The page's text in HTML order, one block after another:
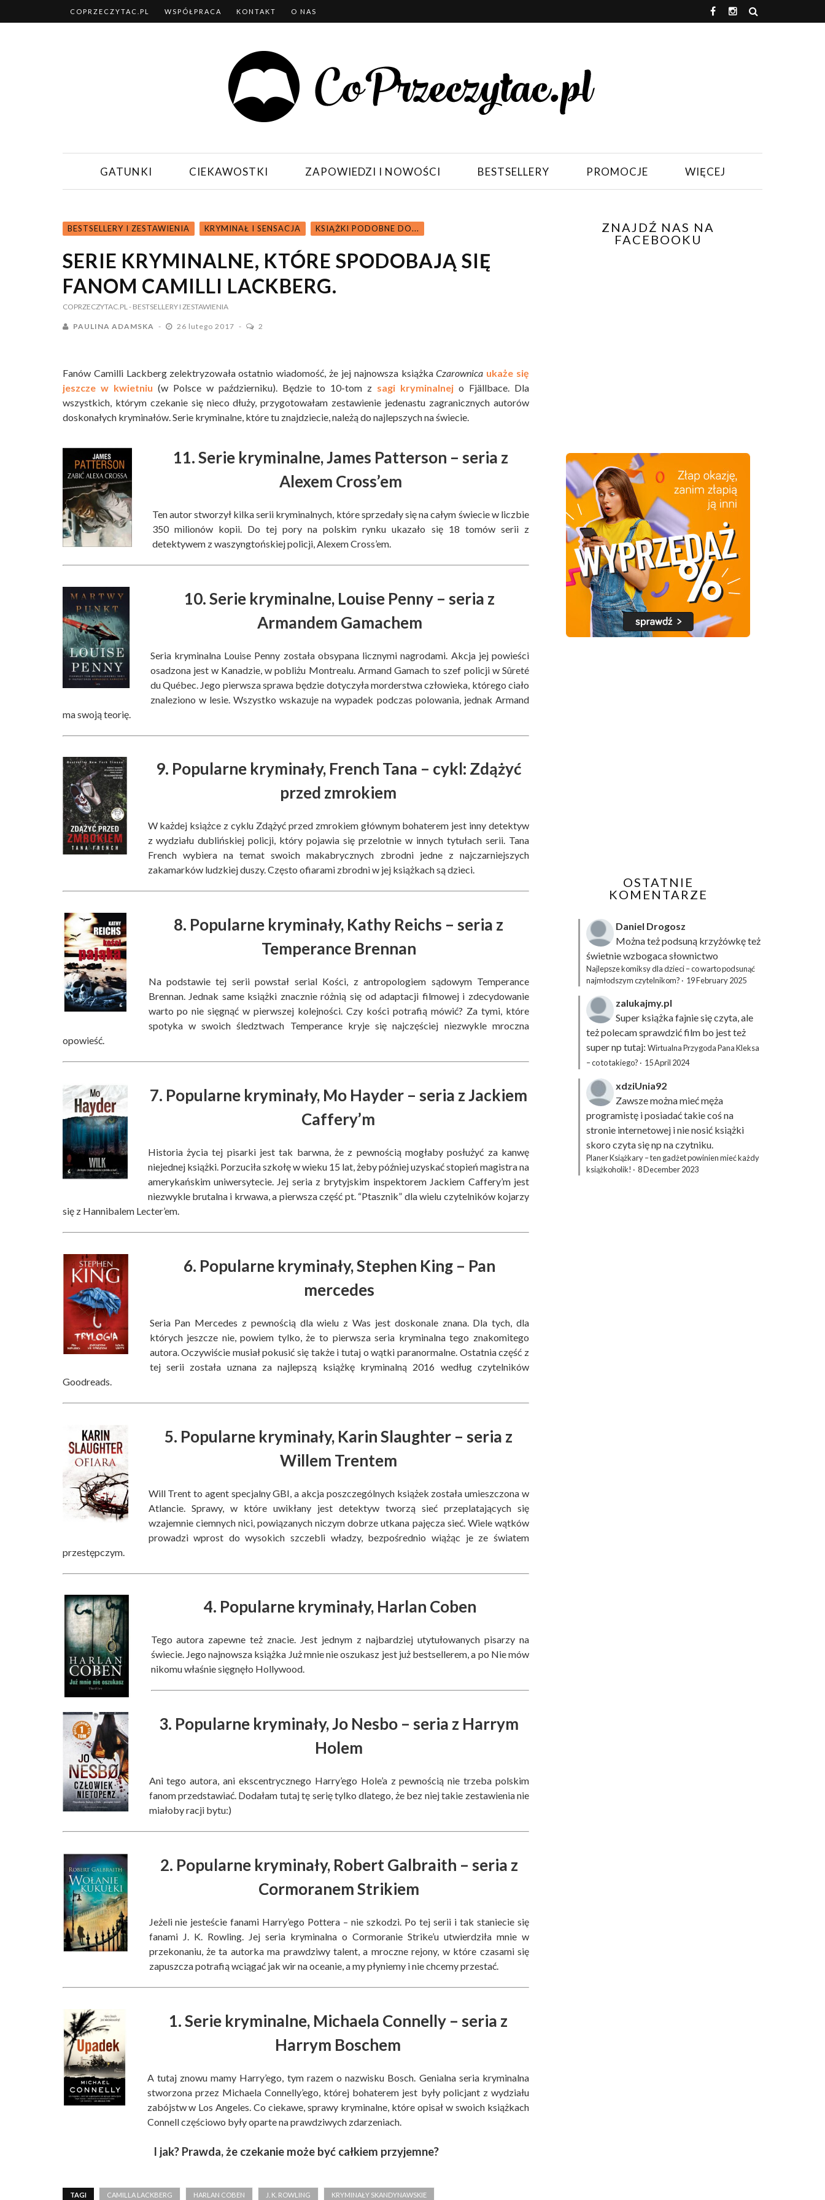
COPRZECZYTAC.PL WSPÓŁPRACA KONTAKT O NAS
GATUNKI CIEKAWOSTKI ZAPOWIEDZI I NOWOŚCI BESTSELLERY PROMOCJE WIĘCEJ
BESTSELLERY I ZESTAWIENIA KRYMINAŁ I SENSACJA KSIĄŻKI PODOBNE DO...
SERIE KRYMINALNE, KTÓRE SPODOBAJĄ SIĘ
FANOM CAMILLI LACKBERG.
COPRZECZYTAC.PL- BESTSELLERY I ZESTAWIENIA
PAULINA ADAMSKA 26 lutego 2017 2
Fanów Camilli Lackberg zelektryzowała ostatnio wiadomość, że jej najnowsza książkaCzarownica ukaże się
jeszcze w kwietniu (w Polsce w październiku). Będzie to 10-tom z sagi kryminalnej o Fjällbace. Dla
wszystkich, którym czekanie się nieco dłuży, przygotowałam zestawienie jedenastu zagranicznych autorów
doskonałych kryminałów. Serie kryminalne, które tu znajdziecie, należą do najlepszych na świecie.
11. Serie kryminalne, James Patterson – seria z
Alexem Cross’em
Ten autor stworzył kilka serii kryminalnych, które sprzedały się na całym świecie w liczbie
350 milionów kopii. Do tej pory na polskim rynku ukazało się 18 tomów serii z
detektywem z waszyngtońskiej policji, Alexem Cross’em.
10. Serie kryminalne, Louise Penny – seria z
Armandem Gamachem
Seria kryminalna Louise Penny została obsypana licznymi nagrodami. Akcja jej powieści
osadzona jest w Kanadzie, w pobliżu Montrealu. Armand Gamach to szef policji w Sûreté
du Québec. Jego pierwsza sprawa będzie dotyczyła morderstwa człowieka, którego ciało
znaleziono w lesie. Wszystko wskazuje na wypadek podczas polowania, jednak Armand
ma swoją teorię.
9. Popularne kryminały, French Tana – cykl: Zdążyć
przed zmrokiem
W każdej książce z cyklu Zdążyć przed zmrokiem głównym bohaterem jest inny detektyw
z wydziału dublińskiej policji, który pojawia się przelotnie w innych tytułach serii. Tana
French wybiera na temat swoich makabrycznych zbrodni jedne z najczarniejszych
zakamarków ludzkiej duszy. Często ofiarami zbrodni w jej książkach są dzieci.
8. Popularne kryminały, Kathy Reichs – seria z
Temperance Brennan
Na podstawie tej serii powstał serial Kości, z antropologiem sądowym Temperance
Brennan. Jednak same książki znacznie różnią się od adaptacji filmowej i zdecydowanie
warto po nie sięgnąć w pierwszej kolejności. Czy kości potrafią mówić? Za tymi, które
spotyka w swoich śledztwach Temperance kryje się najczęściej niezwykle mroczna
opowieść.
7. Popularne kryminały, Mo Hayder – seria z Jackiem
Caffery’m
Historia życia tej pisarki jest tak barwna, że z pewnością mogłaby posłużyć za kanwę
niejednej książki. Porzuciła szkołę w wieku 15 lat, żeby później uzyskać stopień magistra na
amerykańskim uniwersytecie. Jej seria z brytyjskim inspektorem Jackiem Caffery’m jest
niezwykle brutalna i krwawa, a pierwsza część pt. “Ptasznik” dla wielu czytelników kojarzy
się z Hannibalem Lecter’em.
6. Popularne kryminały, Stephen King – Pan
mercedes
Seria Pan Mercedes z pewnością dla wielu z Was jest doskonale znana. Dla tych, dla
których jeszcze nie, powiem tylko, że to pierwsza seria kryminalna tego znakomitego
autora. Oczywiście musiał pokusić się także i tutaj o wątki paranormalne. Ostatnia część z
tej serii została uznana za najlepszą książkę kryminalną 2016 według czytelników
Goodreads.
5. Popularne kryminały, Karin Slaughter – seria z
Willem Trentem
Will Trent to agent specjalny GBI, a akcja poszczególnych książek została umieszczona w
Atlancie. Sprawy, w które uwikłany jest detektyw tworzą sieć przeplatających się
wzajemnie ciemnych nici, powiązanych niczym dobrze utkana pajęcza sieć. Wiele wątków
prowadzi wprost do wysokich szczebli władzy, bezpośrednio wiążąc je ze światem
przestępczym.
4. Popularne kryminały, Harlan Coben
Tego autora zapewne też znacie. Jest jednym z najbardziej utytułowanych pisarzy na
świecie. Jego najnowsza książka Już mnie nie oszukasz jest już bestsellerem, a po Nie mów
nikomu właśnie sięgnęło Hollywood.
3. Popularne kryminały, Jo Nesbo – seria z Harrym
Holem
Ani tego autora, ani ekscentrycznego Harry’ego Hole’a z pewnością nie trzeba polskim
fanom przedstawiać. Dodałam tutaj tę serię tylko dlatego, że bez niej takie zestawienia nie
miałoby racji bytu:)
2. Popularne kryminały, Robert Galbraith – seria z
Cormoranem Strikiem
Jeżeli nie jesteście fanami Harry’ego Pottera – nie szkodzi. Po tej serii i tak staniecie się
fanami J. K. Rowling. Jej seria kryminalna o Cormoranie Strike’u utwierdziła mnie w
przekonaniu, że ta autorka ma prawdziwy talent, a mroczne rejony, w które czasami się
zapuszcza potrafią wciągać jak wir na oceanie, a my płyniemy i nie chcemy przestać.
1. Serie kryminalne, Michaela Connelly – seria z
Harrym Boschem
A tutaj znowu mamy Harry’ego, tym razem o nazwisku Bosch. Genialna seria kryminalna
stworzona przez Michaela Connelly’ego, której bohaterem jest były policjant z wydziału
zabójstw w Los Angeles. Co ciekawe, sprawy kryminalne, które opisał w swoich książkach
Connell częściowo były oparte na prawdziwych zdarzeniach.
I jak? Prawda, że czekanie może być całkiem przyjemne?
TAGI CAMILLA LACKBERG HARLAN COBEN J. K. ROWLING KRYMINAŁY SKANDYNAWSKIE
ZNAJDŹ NAS NA
FACEBOOKU
OSTATNIE
KOMENTARZE
Daniel Drogosz
Można też podsuną krzyżówkęteż
świetnie wzbogaca słownictwo
Najlepsze komiksy dla dzieci – co warto podsunąć
najmłodszym czytelnikom? · 19 February 2025
zalukajmy.pl
Super książka fajnie się czyta, ale
też polecam sprawdzić film bo jest też
super np tutaj: Wirtualna Przygoda Pana Kleksa
– co to takiego? · 15 April 2024
xdziUnia92
Zawsze można mieć męża
programistę i posiadać takie coś na
stronie internetowej i nie nosić książki
skoro czyta się np na czytniku.
Planer Książkary – ten gadżet powinien mieć każdy
książkoholik! · 8 December 2023